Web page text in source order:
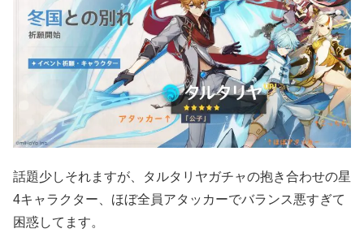
話題少しそれますが、タルタリヤガチャの抱き合わせの星
4キャラクター、ほぼ全員アタッカーでバランス悪すぎて
困惑してます。